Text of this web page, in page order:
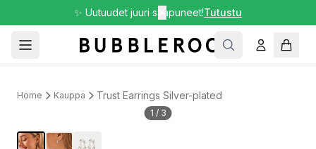
✨ Uutuudet juuri saapuneet!Tutustu
Home Kauppa Trust Earrings Silver-plated
1 / 3